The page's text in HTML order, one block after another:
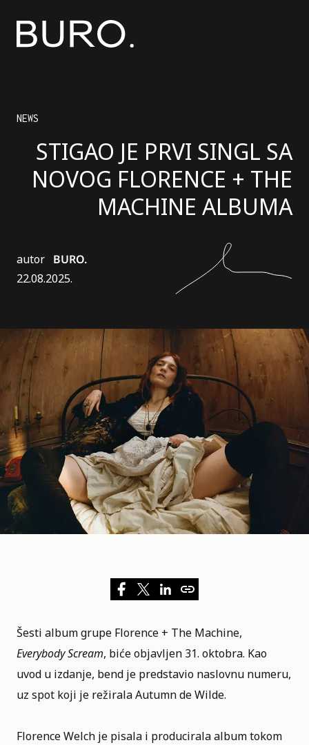
NEWS
STIGAO JE PRVI SINGL SA
NOVOG FLORENCE + THE
MACHINE ALBUMA
autor BURO.
22.08.2025.
Šesti album grupe Florence + The Machine,
Everybody Scream, biće objavljen 31. oktobra. Kao
uvod u izdanje, bend je predstavio naslovnu numeru,
uz spot koji je režirala Autumn de Wilde.
Florence Welch je pisala i producirala album tokom